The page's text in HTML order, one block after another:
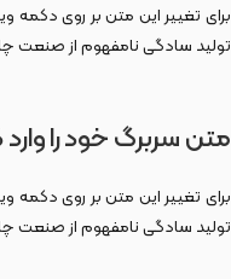
برای تغییر این متن بر روی دکمه
تولید سادگی نامفهوم از صنعت
متن سربرگ خود را وارد
برای تغییر این متن بر روی دکمه
تولید سادگی نامفهوم از صنعت